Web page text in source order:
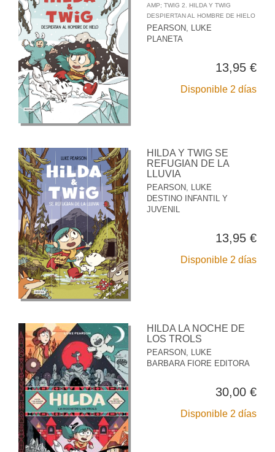
AMP; TWIG 2. HILDA Y TWIG
DESPIERTAN AL HOMBRE DE HIELO
PEARSON, LUKE
PLANETA
13,95 €
Disponible 2 días
HILDA Y TWIG SE
REFUGIAN DE LA
LLUVIA
PEARSON, LUKE
DESTINO INFANTIL Y
JUVENIL
13,95 €
Disponible 2 días
HILDA LA NOCHE DE
LOS TROLS
PEARSON, LUKE
BARBARA FIORE EDITORA
30,00 €
Disponible 2 días